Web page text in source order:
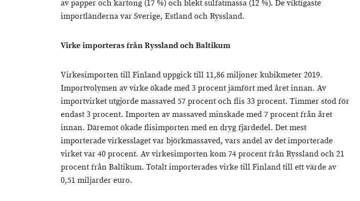
av papper och kartong (17 %) och blekt sulfatmassa (12 %). De viktigaste
importländerna var Sverige, Estland och Ryssland.
Virke importeras från Ryssland och Baltikum
Virkesimporten till Finland uppgick till 11,86 miljoner kubikmeter 2019.
Importvolymen av virke ökade med 3 procent jämfört med året innan. Av
importvirket utgjorde massaved 57 procent och flis 33 procent. Timmer stod för
endast 3 procent. Importen av massaved minskade med 7 procent från året
innan. Däremot ökade flisimporten med en dryg fjärdedel. Det mest
importerade virkesslaget var björkmassaved, vars andel av det importerade
virket var 40 procent. Av virkesimporten kom 74 procent från Ryssland och 21
procent från Baltikum. Totalt importerades virke till Finland till ett värde av
0,51 miljarder euro.